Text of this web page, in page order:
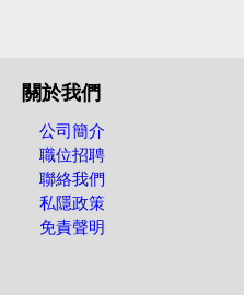
關於我們
公司簡介
職位招聘
聯絡我們
私隱政策
免責聲明